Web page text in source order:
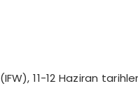
11-12 Haziran